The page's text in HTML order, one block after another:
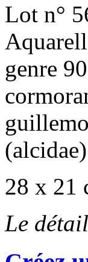
Lot n°
genre
28 x 21
Le